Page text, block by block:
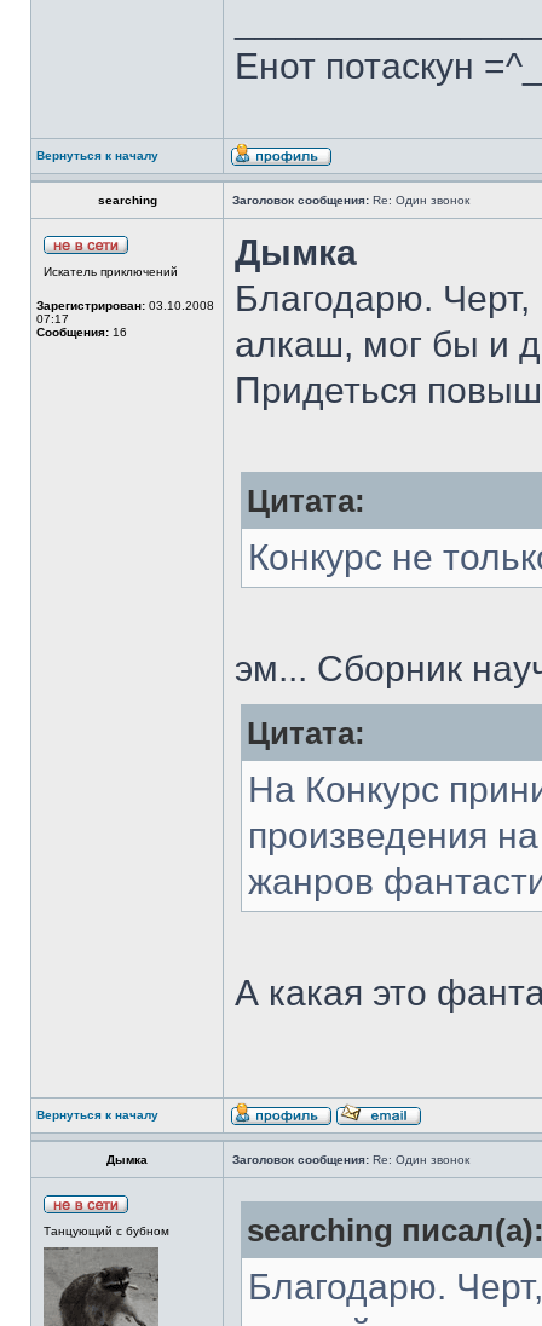
Енот потаскун
Вернуться к началу
searching Заголовок сообщения: Re: Один звонок
Искатель приключений
Зарегистрирован: 03.10.2008
07:17
Сообщения: 16
Дымка
Благодарю.
алкаш, мог бы и
Придеться
Цитата:
Конкурс не
эм... Сборник
Цитата:
На Конкурс
произведения
жанров
А какая это
Вернуться к началу
Дымка Заголовок сообщения: Re: Один звонок
Танцующий с бубном searching
Благодарю.